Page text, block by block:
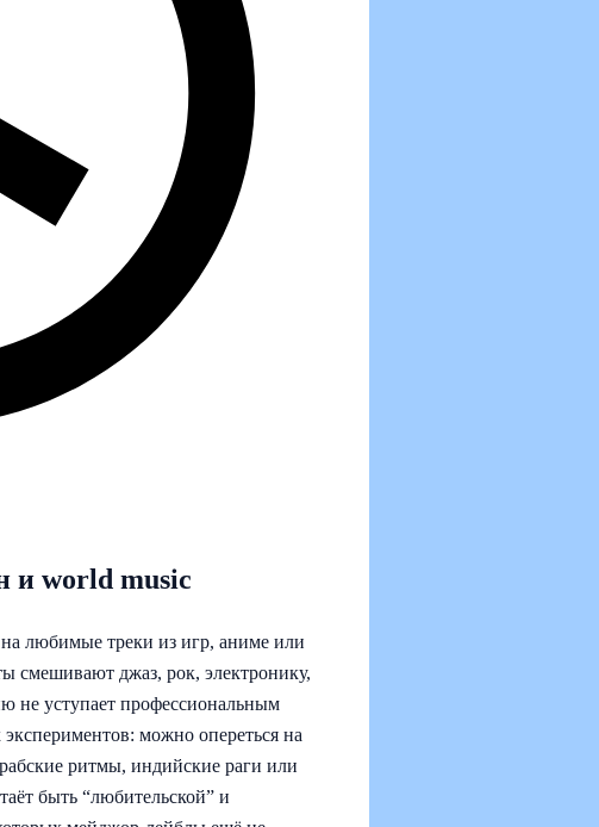
и world music
любимые треки из игр, аниме или
смешивают джаз, рок, электронику,
не уступает профессиональным
можно опереться на
ритмы, индийские раги или
быть “любительской” и